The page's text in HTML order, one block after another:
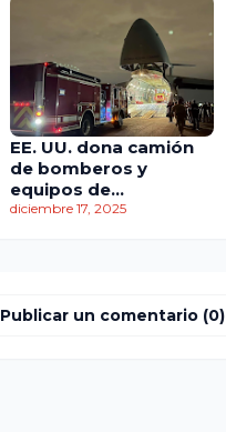
EE. UU. dona camión
de bomberos y
equipos de
emergencia para
diciembre 17, 2025
Publicar un comentario (0)